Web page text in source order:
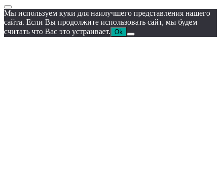
Мы используем куки для наилучшего представления нашего
сайта. Если Вы продолжите использовать сайт, мы будем
считать что Вас это устраивает. Ok